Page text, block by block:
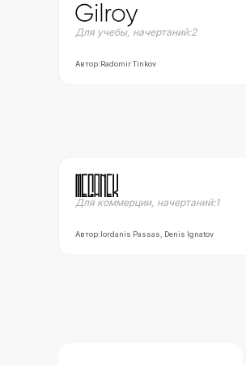
Для учебы, начертаний:2
Автор:Radomir Tinkov
Для коммерции, начертаний:1
Автор:Iordanis Passas, Denis Ignatov